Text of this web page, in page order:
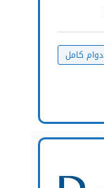
دوام كامل